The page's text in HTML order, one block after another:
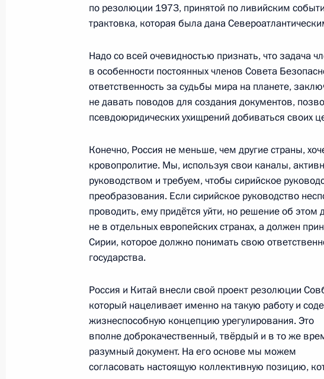
Республики перед Российской Федерацией
1 июля 2008 года, 21:10
Встреча с военнослужащими Военно-
Разделы сайта
Президента
России
Структура
Видео и фото
Для СМИ
Информационные
ресурсы
Президента России
Конституция России
Государственная
символика
Обратиться к Президенту
Президент России —
возраста
по резолюции 1973, принятой по ливийским
трактовка, которая была дана
Надо со всей очевидностью признать, что задача
в особенности постоянных членов Совета
ответственность за судьбы мира на планете,
не давать поводов для создания документов,
псевдоюридических ухищрений добиваться своих
Конечно, Россия не меньше, чем другие страны,
кровопролитие. Мы, используя свои каналы,
руководством и требуем, чтобы сирийское
преобразования. Если сирийское руководство
проводить, ему придётся уйти, но решение об
не в отдельных европейских странах, а должен
Сирии, которое должно понимать свою
государства.
Россия и Китай внесли свой проект резолюции
который нацеливает именно на такую работу и
жизнеспособную концепцию урегулирования. Это
вполне доброкачественный, твёрдый и в то же
разумный документ. На его основе мы можем
согласовать настоящую коллективную позицию,